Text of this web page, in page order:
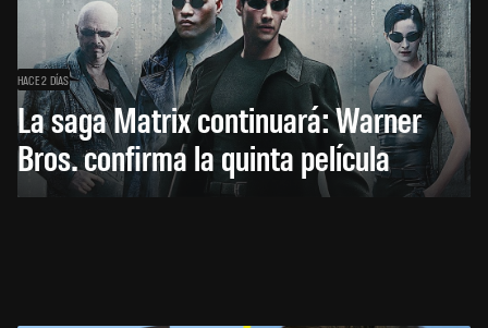
HACE 2 DÍAS
La saga Matrix continuará: Warner
Bros. confirma la quinta película